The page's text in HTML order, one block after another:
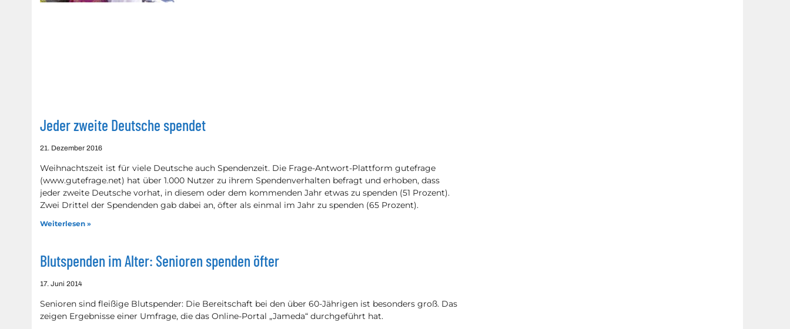
Jeder zweite Deutsche spendet
21. Dezember 2016
Weihnachtszeit ist für viele Deutsche auch Spendenzeit. Die Frage-Antwort-Plattform gutefrage
(www.gutefrage.net) hat über 1.000 Nutzer zu ihrem Spendenverhalten befragt und erhoben, dass
jeder zweite Deutsche vorhat, in diesem oder dem kommenden Jahr etwas zu spenden (51 Prozent).
Zwei Drittel der Spendenden gab dabei an, öfter als einmal im Jahr zu spenden (65 Prozent).
Weiterlesen »
Blutspenden im Alter: Senioren spenden öfter
17. Juni 2014
Senioren sind fleißige Blutspender: Die Bereitschaft bei den über 60-Jährigen ist besonders groß. Das
zeigen Ergebnisse einer Umfrage, die das Online-Portal „Jameda“ durchgeführt hat.